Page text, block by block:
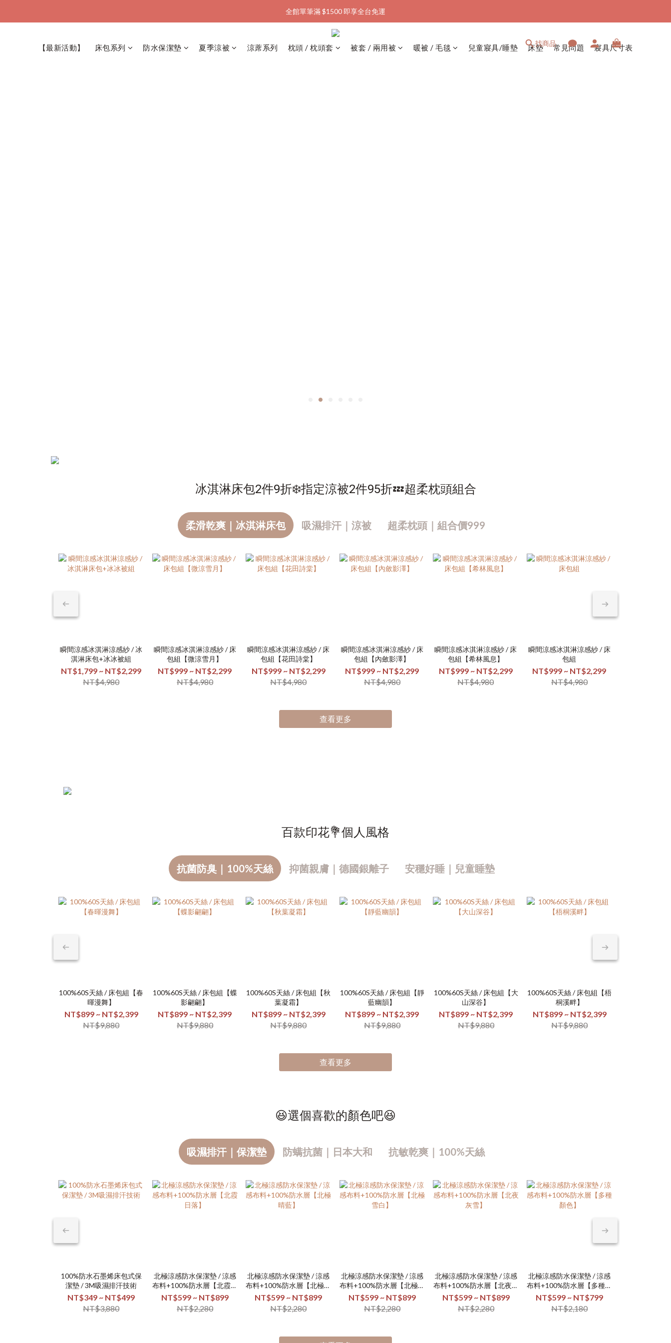
加入會員購物金  馬上領  馬上折
全館單筆滿 $1500 即享全台免運
加入會員購物金  馬上領  馬上折
找商品
【最新活動】 床包系列 防水保潔墊 夏季涼被 涼蓆系列 枕頭 / 枕頭套 被套 / 兩用被 暖被 / 毛毯 兒童寢具/睡墊 床墊 常見問題 寢具尺寸表
冰淇淋床包2件9折❄️指定涼被2件95折💤超柔枕頭組合
柔滑乾爽｜冰淇淋床包 吸濕排汗｜涼被 超柔枕頭｜組合價999
瞬間涼感冰淇淋涼感紗 / 冰
淇淋床包+冰冰被組
NT$1,799 ~ NT$2,299
NT$4,980
瞬間涼感冰淇淋涼感紗 / 床
包組【微涼雪月】
NT$999 ~ NT$2,299
NT$4,980
瞬間涼感冰淇淋涼感紗 / 床
包組【花田詩棠】
NT$999 ~ NT$2,299
NT$4,980
瞬間涼感冰淇淋涼感紗 / 床
包組【內斂影澤】
NT$999 ~ NT$2,299
NT$4,980
瞬間涼感冰淇淋涼感紗 / 床
包組【希林風息】
NT$999 ~ NT$2,299
NT$4,980
瞬間涼感冰淇淋涼感紗 / 床
包組
NT$999 ~ NT$2,299
NT$4,980
查看更多
百款印花💐個人風格
抗菌防臭｜100%天絲 抑菌親膚｜德國銀離子 安穩好睡｜兒童睡墊
100%60S天絲 / 床包組【春
暉漫舞】
NT$899 ~ NT$2,399
NT$9,880
100%60S天絲 / 床包組【蝶
影翩翩】
NT$899 ~ NT$2,399
NT$9,880
100%60S天絲 / 床包組【秋
葉凝霜】
NT$899 ~ NT$2,399
NT$9,880
100%60S天絲 / 床包組【靜
藍幽韻】
NT$899 ~ NT$2,399
NT$9,880
100%60S天絲 / 床包組【大
山深谷】
NT$899 ~ NT$2,399
NT$9,880
100%60S天絲 / 床包組【梧
桐溪畔】
NT$899 ~ NT$2,399
NT$9,880
查看更多
😆選個喜歡的顏色吧😆
吸濕排汗｜保潔墊 防螨抗菌｜日本大和 抗敏乾爽｜100%天絲
100%防水石墨烯床包式保
潔墊 / 3M吸濕排汗技術
NT$349 ~ NT$499
NT$3,880
北極涼感防水保潔墊 / 涼感
布料+100%防水層【北霞日
落】
NT$599 ~ NT$899
NT$2,280
北極涼感防水保潔墊 / 涼感
布料+100%防水層【北極晴
藍】
NT$599 ~ NT$899
NT$2,280
北極涼感防水保潔墊 / 涼感
布料+100%防水層【北極雪
白】
NT$599 ~ NT$899
NT$2,280
北極涼感防水保潔墊 / 涼感
布料+100%防水層【北夜灰
雪】
NT$599 ~ NT$899
NT$2,280
北極涼感防水保潔墊 / 涼感
布料+100%防水層【多種顏
色】
NT$599 ~ NT$799
NT$2,180